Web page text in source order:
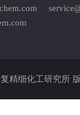
精细化工研究所